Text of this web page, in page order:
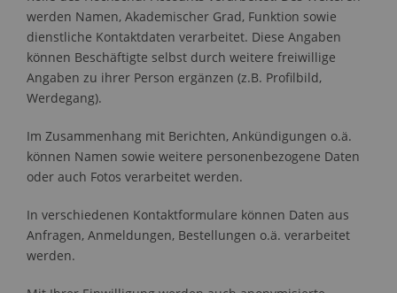
werden Namen, Akademischer Grad, Funktion sowie
dienstliche Kontaktdaten verarbeitet. Diese Angaben
können Beschäftigte selbst durch weitere freiwillige
Angaben zu ihrer Person ergänzen (z.B. Profilbild,
Werdegang).
Im Zusammenhang mit Berichten, Ankündigungen o.ä.
können Namen sowie weitere personenbezogene Daten
oder auch Fotos verarbeitet werden.
In verschiedenen Kontaktformulare können Daten aus
Anfragen, Anmeldungen, Bestellungen o.ä. verarbeitet
werden.